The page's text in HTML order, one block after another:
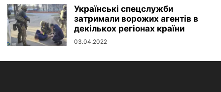
Українські спецслужби
затримали ворожих агентів в
декількох регіонах країни
03.04.2022